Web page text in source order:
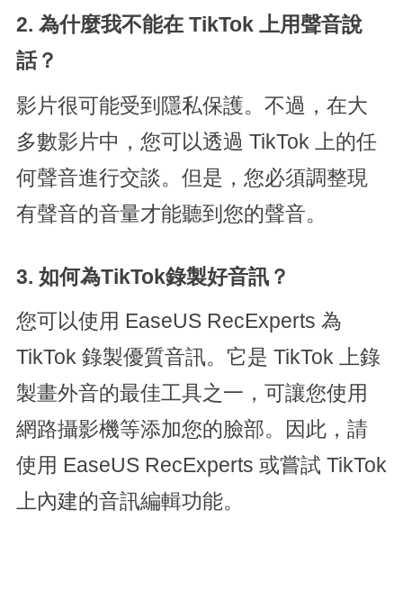
2. 為什麼我不能在 TikTok 上用聲音說
話？
影片很可能受到隱私保護。不過，在大
多數影片中，您可以透過 TikTok 上的任
何聲音進行交談。但是，您必須調整現
有聲音的音量才能聽到您的聲音。
3. 如何為TikTok錄製好音訊？
您可以使用 EaseUS RecExperts 為
TikTok 錄製優質音訊。它是 TikTok 上錄
製畫外音的最佳工具之一，可讓您使用
網路攝影機等添加您的臉部。因此，請
使用 EaseUS RecExperts 或嘗試 TikTok
上內建的音訊編輯功能。